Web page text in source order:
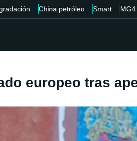
China petróleo Smart MG4
europeo tras